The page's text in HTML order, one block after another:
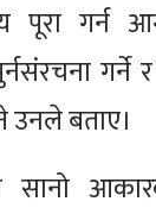
पूरा गर्न
उनले बताए।